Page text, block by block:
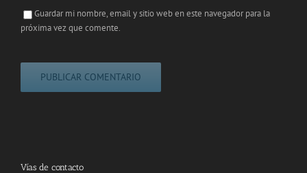
Guardar mi nombre, email y sitio web en este navegador para la
próxima vez que comente.
Vías de contacto